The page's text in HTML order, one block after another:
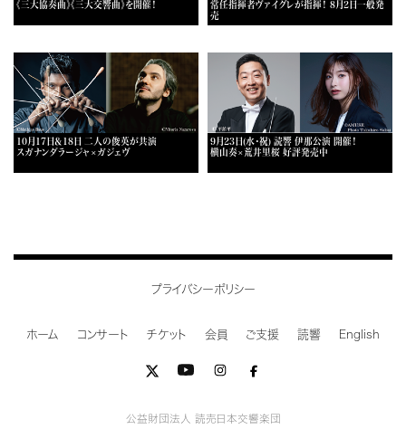
《三大協奏曲》《三大交響曲》を開催！
常任指揮者ヴァイグレが指揮！ 8月2日一般発
売
10月17日＆18日 二人の俊英が共演
スガナンダラージャ×ガジェヴ
9月23日(水・祝) 読響 伊那公演 開催！
横山奏×荒井里桜 好評発売中
プライバシーポリシー
ホーム コンサート チケット 会員 ご支援 読響 English
公益財団法人 読売日本交響楽団